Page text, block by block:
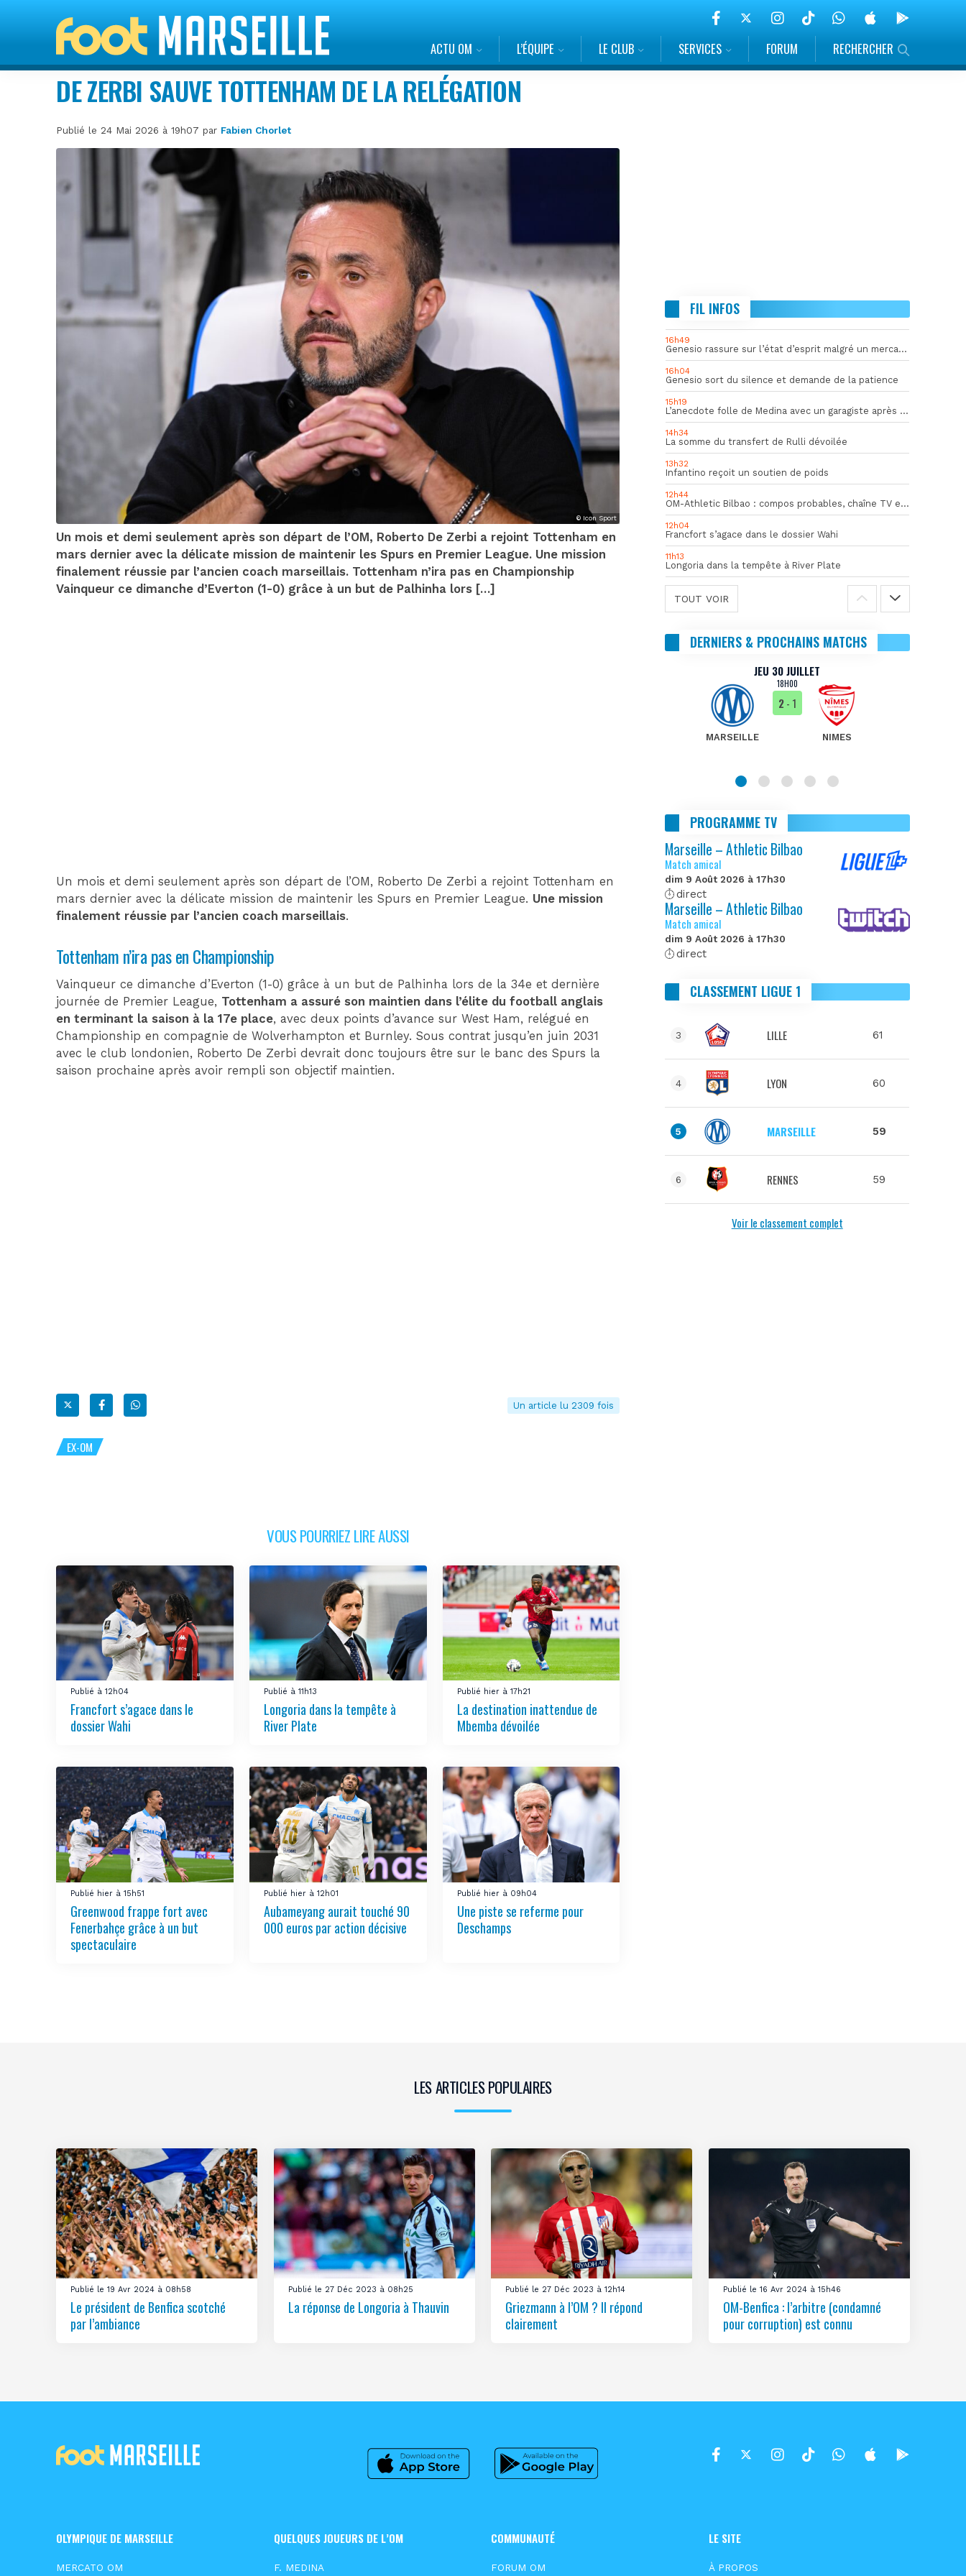
ACTU OM L’ÉQUIPE LE CLUB SERVICES FORUM RECHERCHER
DE ZERBI SAUVE TOTTENHAM DE LA RELÉGATION
Publié le 24 Mai 2026 à 19h07 par Fabien Chorlet
© Icon Sport
Un mois et demi seulement après son départ de l’OM, Roberto De Zerbi a rejoint Tottenham en
mars dernier avec la délicate mission de maintenir les Spurs en Premier League. Une mission
finalement réussie par l’ancien coach marseillais. Tottenham n’ira pas en Championship
Vainqueur ce dimanche d’Everton (1-0) grâce à un but de Palhinha lors […]
Un mois et demi seulement après son départ de l’OM, Roberto De Zerbi a rejoint Tottenham en
mars dernier avec la délicate mission de maintenir les Spurs en Premier League. Une mission
finalement réussie par l’ancien coach marseillais.
Tottenham n’ira pas en Championship
Vainqueur ce dimanche d’Everton (1-0) grâce à un but de Palhinha lors de la 34e et dernière
journée de Premier League, Tottenham a assuré son maintien dans l’élite du football anglais
en terminant la saison à la 17e place, avec deux points d’avance sur West Ham, relégué en
Championship en compagnie de Wolverhampton et Burnley. Sous contrat jusqu’en juin 2031
avec le club londonien, Roberto De Zerbi devrait donc toujours être sur le banc des Spurs la
saison prochaine après avoir rempli son objectif maintien.
Un article lu 2309 fois
EX-OM
VOUS POURRIEZ LIRE AUSSI
Publié à 12h04
Francfort s’agace dans le
dossier Wahi
Publié à 11h13
Longoria dans la tempête à
River Plate
Publié hier à 17h21
La destination inattendue de
Mbemba dévoilée
Publié hier à 15h51
Greenwood frappe fort avec
Fenerbahçe grâce à un but
spectaculaire
Publié hier à 12h01
Aubameyang aurait touché 90
000 euros par action décisive
Publié hier à 09h04
Une piste se referme pour
Deschamps
FIL INFOS
16h49
Genesio rassure sur l’état d’esprit malgré un mercato inquiétant
16h04
Genesio sort du silence et demande de la patience
15h19
L’anecdote folle de Medina avec un garagiste après le Mondial
14h34
La somme du transfert de Rulli dévoilée
13h32
Infantino reçoit un soutien de poids
12h44
OM-Athletic Bilbao : compos probables, chaîne TV et heure du match
12h04
Francfort s’agace dans le dossier Wahi
11h13
Longoria dans la tempête à River Plate
TOUT VOIR
DERNIERS & PROCHAINS MATCHS
JEU 30 JUILLET
18H00
MARSEILLE
2- 1
NIMES
PROGRAMME TV
Marseille – Athletic Bilbao
Match amical
dim 9 Août 2026 à 17h30
direct
Marseille – Athletic Bilbao
Match amical
dim 9 Août 2026 à 17h30
direct
CLASSEMENT LIGUE 1
3 LILLE 61
4 LYON 60
5 MARSEILLE 59
6 RENNES 59
Voir le classement complet
LES ARTICLES POPULAIRES
Publié le 19 Avr 2024 à 08h58
Le président de Benfica scotché
par l’ambiance
Publié le 27 Déc 2023 à 08h25
La réponse de Longoria à Thauvin
Publié le 27 Déc 2023 à 12h14
Griezmann à l’OM ? Il répond
clairement
Publié le 16 Avr 2024 à 15h46
OM-Benfica : l’arbitre (condamné
pour corruption) est connu
OLYMPIQUE DE MARSEILLE
MERCATO OM
QUELQUES JOUEURS DE L’OM
F. MEDINA
COMMUNAUTÉ
FORUM OM
LE SITE
À PROPOS